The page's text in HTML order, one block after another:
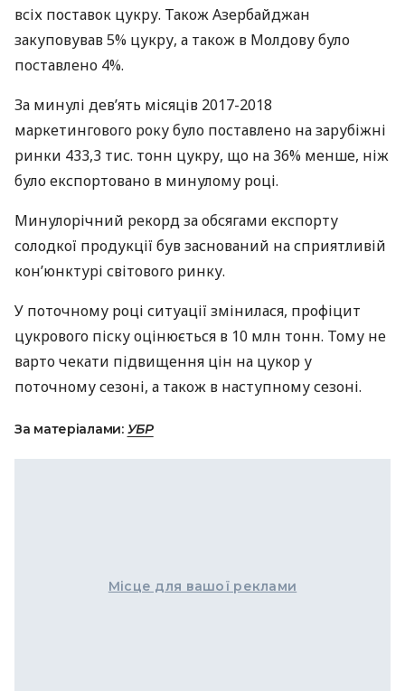
всіх поставок цукру. Також Азербайджан
закуповував 5% цукру, а також в Молдову було
поставлено 4%.
За минулі дев’ять місяців 2017-2018
маркетингового року було поставлено на зарубіжні
ринки 433,3 тис. тонн цукру, що на 36% менше, ніж
було експортовано в минулому році.
Минулорічний рекорд за обсягами експорту
солодкої продукції був заснований на сприятливій
кон’юнктурі світового ринку.
У поточному році ситуації змінилася, профіцит
цукрового піску оцінюється в 10 млн тонн. Тому не
варто чекати підвищення цін на цукор у
поточному сезоні, а також в наступному сезоні.
За матеріалами: УБР
Місце для вашої реклами